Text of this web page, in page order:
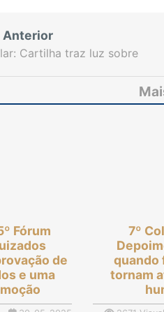
Anterior
Cartilha traz luz sobre
Fórum
de
e uma
7º
quando
tornam